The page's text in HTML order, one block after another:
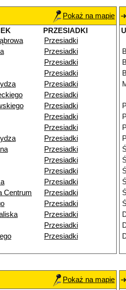
Pokaż na mapie
PRZESIADKI
Przesiadki
Przesiadki
Przesiadki
Przesiadki
Przesiadki
Przesiadki
Przesiadki
Przesiadki
Przesiadki
Przesiadki
Przesiadki
Przesiadki
Przesiadki
Przesiadki
Centrum
Przesiadki
Przesiadki
Przesiadki
Przesiadki
Przesiadki
Pokaż na mapie